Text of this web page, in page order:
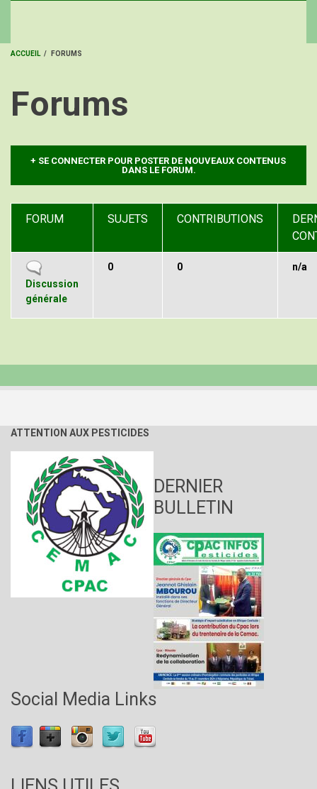
D'ARIANE
ACCUEIL / FORUMS
Forums
SE CONNECTER POUR POSTER DE NOUVEAUX CONTENUS
DANS LE FORUM.
FORUM SUJETS CONTRIBUTIONS
Aucun
nouveau
message
Discussion
générale
0 0 n/a
ATTENTION AUX PESTICIDES
DERNIER
BULLETIN
Social Media Links